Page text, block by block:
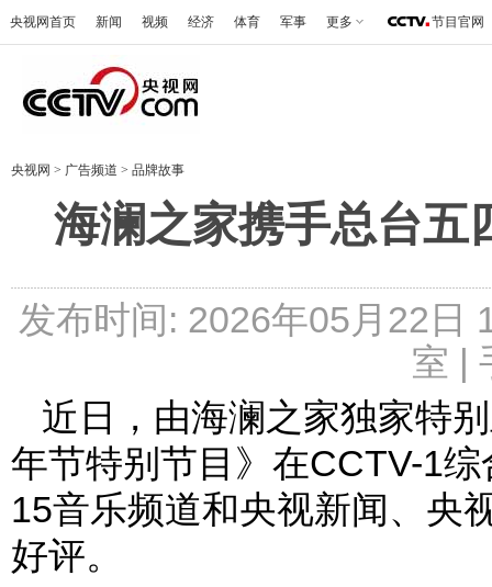
央视网首页 新闻 视频 经济 体育 军事 更多 节目官网
央视网 > 广告频道 > 品牌故事
海澜之家携手总台五
发布时间: 2026年05月22日
室 |
近日，由海澜之家独家特
年节特别节目》在CCTV-1
15音乐频道和央视新闻、央
好评。